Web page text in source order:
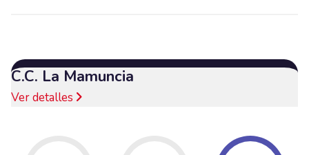
C.C. La Mamuncia
Ver detalles